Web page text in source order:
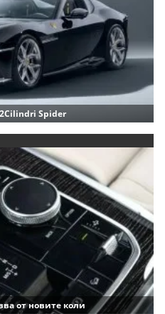
Spider
от новите коли